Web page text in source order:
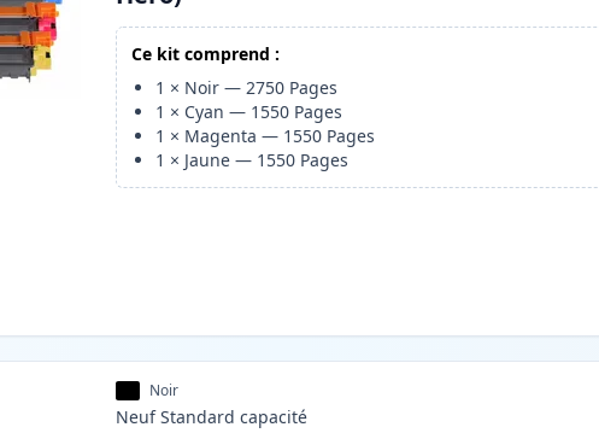
Ce kit comprend :
1 × Noir —2750 Pages
1 × Cyan — 1550 Pages
1 × Magenta — 1550 Pages
1 × Jaune — 1550 Pages
Noir
Neuf Standard capacité